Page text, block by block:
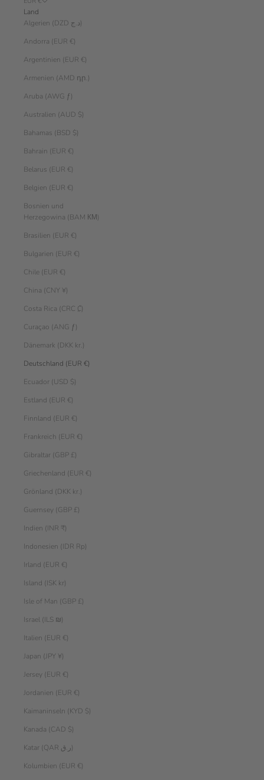
Land
Algerien (DZD د.ج)
Andorra (EUR €)
Argentinien (EUR €)
Armenien (AMD դր.)
Aruba (AWG ƒ)
Australien (AUD $)
Bahamas (BSD $)
Bahrain (EUR €)
Belarus (EUR €)
Belgien (EUR €)
Bosnien und
Herzegowina (BAM КМ)
Brasilien (EUR €)
Bulgarien (EUR €)
Chile (EUR €)
China (CNY ¥)
Costa Rica (CRC ₡)
Curaçao (ANG ƒ)
Dänemark (DKK kr.)
Deutschland (EUR €)
Ecuador (USD $)
Estland (EUR €)
Finnland (EUR €)
Frankreich (EUR €)
Gibraltar (GBP £)
Griechenland (EUR €)
Grönland (DKK kr.)
Guernsey (GBP £)
Indien (INR ₹)
Indonesien (IDR Rp)
Irland (EUR €)
Island (ISK kr)
Isle of Man (GBP £)
Israel (ILS ₪)
Italien (EUR €)
Japan (JPY ¥)
Jersey (EUR €)
Jordanien (EUR €)
Kaimaninseln (KYD $)
Kanada (CAD $)
Katar (QAR ر.ق)
Kolumbien (EUR €)